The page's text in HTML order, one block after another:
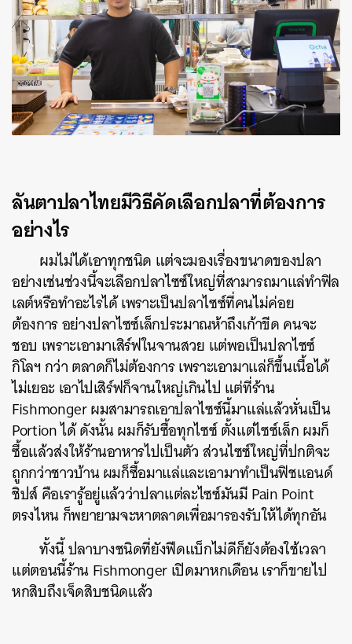
ลันตาปลาไทยมีวิธีคัดเลือกปลาที่ต้องการ
อย่างไร
ผมไม่ได้เอาทุกชนิด แต่จะมองเรื่องขนาดของปลา
อย่างเช่นช่วงนี้จะเลือกปลาไซซ์ใหญ่ที่สามารถมาแล่ทำฟิล
เลต์หรือทำอะไรได้ เพราะเป็นปลาไซซ์ที่คนไม่ค่อย
ต้องการ อย่างปลาไซซ์เล็กประมาณห้าถึงเก้าขีด คนจะ
ชอบ เพราะเอามาเสิร์ฟในจานสวย แต่พอเป็นปลาไซซ์
กิโลฯ กว่า ตลาดก็ไม่ต้องการ เพราะเอามาแล่ก็ขึ้นเนื้อได้
ไม่เยอะ เอาไปเสิร์ฟก็จานใหญ่เกินไป แต่ที่ร้าน
Fishmonger ผมสามารถเอาปลาไซซ์นี้มาแล่แล้วหั่นเป็น
Portion ได้ ดังนั้น ผมก็รับซื้อทุกไซซ์ ตั้งแต่ไซซ์เล็ก ผมก็
ซื้อแล้วส่งให้ร้านอาหารไปเป็นตัว ส่วนไซซ์ใหญ่ที่ปกติจะ
ถูกกว่าชาวบ้าน ผมก็ซื้อมาแล่และเอามาทำเป็นฟิชแอนด์
ชิปส์ คือเรารู้อยู่แล้วว่าปลาแต่ละไซซ์มันมี Pain Point
ตรงไหน ก็พยายามจะหาตลาดเพื่อมารองรับให้ได้ทุกอัน
ทั้งนี้ ปลาบางชนิดที่ยังฟีดแบ็กไม่ดีก็ยังต้องใช้เวลา
แต่ตอนนี้ร้าน Fishmonger เปิดมาหกเดือน เราก็ขายไป
หกสิบถึงเจ็ดสิบชนิดแล้ว